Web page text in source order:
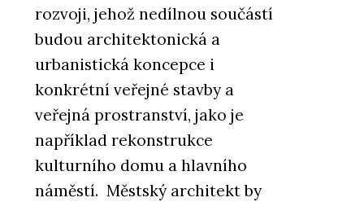
rozvoji, jehož nedílnou součástí
budou architektonická a
urbanistická koncepce i
konkrétní veřejné stavby a
veřejná prostranství, jako je
například rekonstrukce
kulturního domu a hlavního
náměstí. Městský architekt by